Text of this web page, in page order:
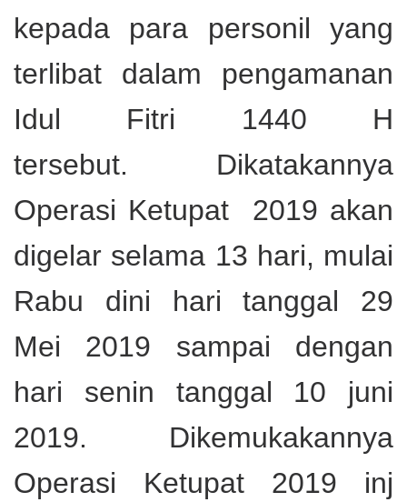
kepada para personil yang
terlibat dalam pengamanan
Idul Fitri 1440 H
tersebut. Dikatakannya
Operasi Ketupat 2019 akan
digelar selama 13 hari, mulai
Rabu dini hari tanggal 29
Mei 2019 sampai dengan
hari senin tanggal 10 juni
2019. Dikemukakannya
Operasi Ketupat 2019 inj